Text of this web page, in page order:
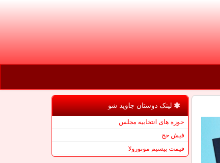
لینک دوستان جاوید شو
حوزه های انتخابیه مجلس
فیش حج
قیمت بیسیم موتورولا